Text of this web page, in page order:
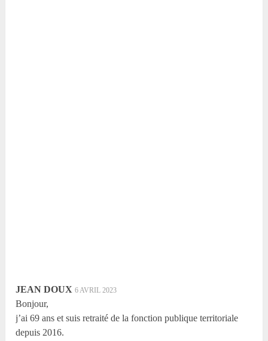
JEAN DOUX 6 AVRIL 2023
Bonjour,
j’ai 69 ans et suis retraité de la fonction publique territoriale
depuis 2016.